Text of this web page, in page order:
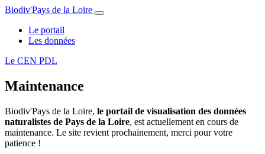
Biodiv'Pays de la Loire
Le portail
Les données
Le CEN PDL
Maintenance
Biodiv'Pays de la Loire, le portail de visualisation des données
naturalistes de Pays de la Loire, est actuellement en cours de
maintenance. Le site revient prochainement, merci pour votre
patience !